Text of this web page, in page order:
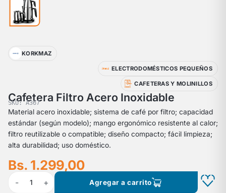
KORKMAZ
ELECTRODOMÉSTICOS PEQUEÑOS
CAFETERAS Y MOLINILLOS
Cafetera Filtro Acero Inoxidable
SKU: A367
Material acero inoxidable; sistema de café por filtro; capacidad
estándar (según modelo); mango ergonómico resistente al calor;
filtro reutilizable o compatible; diseño compacto; fácil limpieza;
alta durabilidad; uso doméstico.
Bs. 1.299,00
- 1 + Agregar a carrito